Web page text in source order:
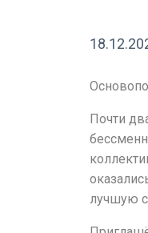
Почти
лучшую